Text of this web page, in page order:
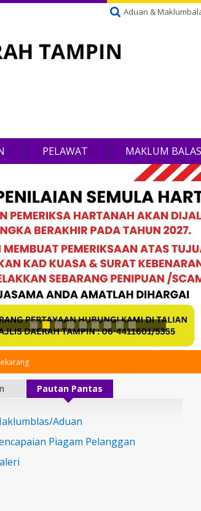
Aduan &
PELAWAT MAKLUM BALAS
Pautan Pantas
Aduan
Piagam Pelanggan